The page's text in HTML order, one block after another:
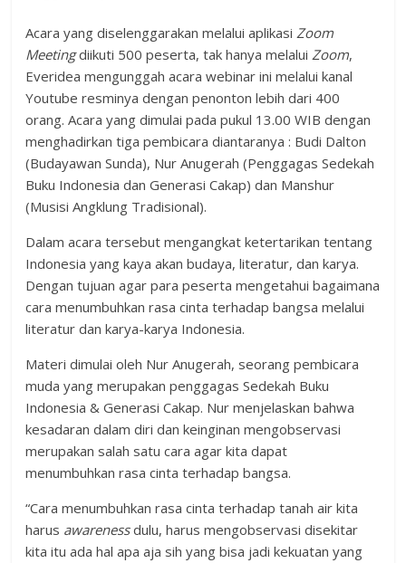
Acara yang diselenggarakan melalui aplikasiZoom
Meetingdiikuti 500 peserta, tak hanya melaluiZoom,
Everidea mengunggah acara webinar ini melalui kanal
Youtube resminya dengan penonton lebih dari 400
orang. Acara yang dimulai pada pukul 13.00 WIB dengan
menghadirkan tiga pembicara diantaranya : Budi Dalton
(Budayawan Sunda), Nur Anugerah (Penggagas Sedekah
Buku Indonesia dan Generasi Cakap) dan Manshur
(Musisi Angklung Tradisional).
Dalam acara tersebut mengangkat ketertarikan tentang
Indonesia yang kaya akan budaya, literatur, dan karya.
Dengan tujuan agar para peserta mengetahui bagaimana
cara menumbuhkan rasa cinta terhadap bangsa melalui
literatur dan karya-karya Indonesia.
Materi dimulai oleh Nur Anugerah, seorang pembicara
muda yang merupakan penggagas Sedekah Buku
Indonesia & Generasi Cakap. Nur menjelaskan bahwa
kesadaran dalam diri dan keinginan mengobservasi
merupakan salah satu cara agar kita dapat
menumbuhkan rasa cinta terhadap bangsa.
“Cara menumbuhkan rasa cinta terhadap tanah air kita
harus awarenessdulu, harus mengobservasi disekitar
kita itu ada hal apa aja sih yang bisa jadi kekuatan yang